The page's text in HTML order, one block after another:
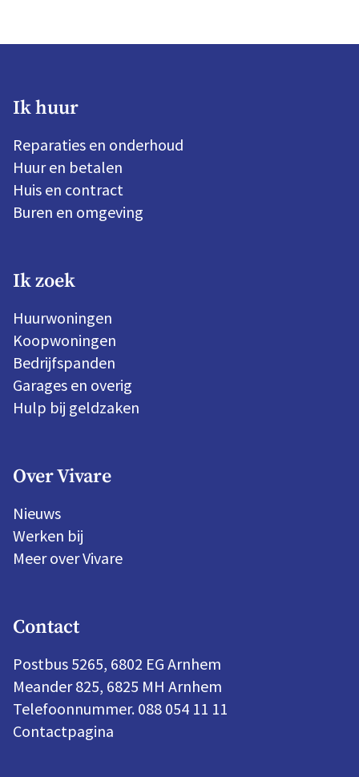
Ik huur
Reparaties en onderhoud
Huur en betalen
Huis en contract
Buren en omgeving
Ik zoek
Huurwoningen
Koopwoningen
Bedrijfspanden
Garages en overig
Hulp bij geldzaken
Over Vivare
Nieuws
Werken bij
Meer over Vivare
Contact
Postbus 5265, 6802 EG Arnhem
Meander 825, 6825 MH Arnhem
Telefoonnummer. 088 054 11 11
Contactpagina